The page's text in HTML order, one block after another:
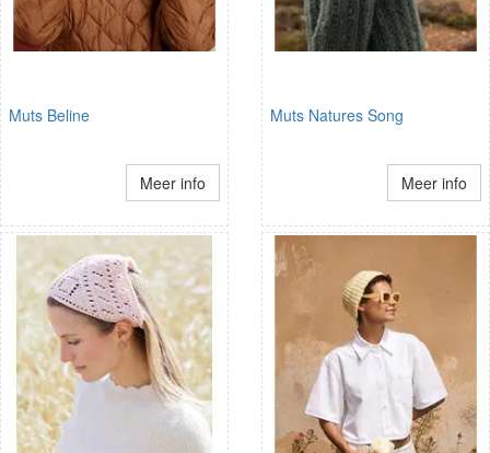
Muts Beline
Meer info
Muts Natures Song
Meer info